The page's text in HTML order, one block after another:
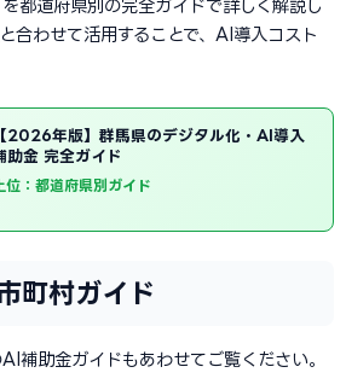
都道府県別の完全ガイドで詳しく解説し
合わせて活用することで、AI導入コスト
【2026年版】群馬県のデジタル化・AI導入
助金 完全ガイド
上位：都道府県別ガイド
町村ガイド
補助金ガイドもあわせてご覧ください。